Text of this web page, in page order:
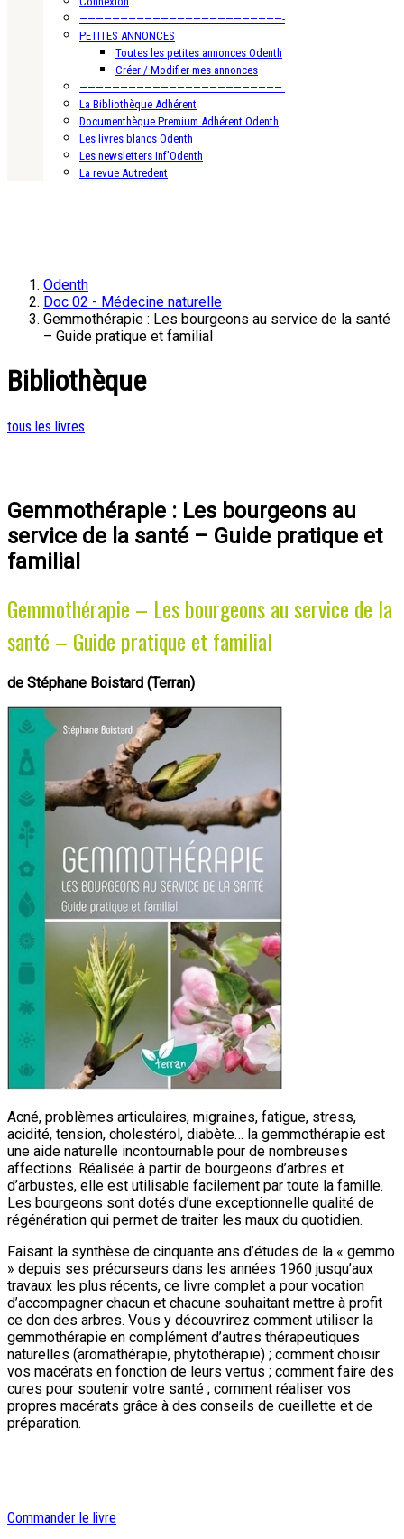
—————————————————————————-
PETITES ANNONCES
Toutes les petites annonces Odenth
Créer / Modifier mes annonces
—————————————————————————-
La Bibliothèque Adhérent
Documenthèque Premium Adhérent Odenth
Les livres blancs Odenth
Les newsletters Inf’Odenth
La revue Autredent
Odenth
Doc 02 - Médecine naturelle
Gemmothérapie : Les bourgeons au service de la santé
– Guide pratique et familial
Bibliothèque
tous les livres
Gemmothérapie : Les bourgeons au
service de la santé – Guide pratique et
familial
Gemmothérapie – Les bourgeons au service de la
santé – Guide pratique et familial
de Stéphane Boistard (Terran)
Acné, problèmes articulaires, migraines, fatigue, stress,
acidité, tension, cholestérol, diabète… la gemmothérapie est
une aide naturelle incontournable pour de nombreuses
affections. Réalisée à partir de bourgeons d’arbres et
d’arbustes, elle est utilisable facilement par toute la famille.
Les bourgeons sont dotés d’une exceptionnelle qualité de
régénération qui permet de traiter les maux du quotidien.
Faisant la synthèse de cinquante ans d’études de la « gemmo
» depuis ses précurseurs dans les années 1960 jusqu’aux
travaux les plus récents, ce livre complet a pour vocation
d’accompagner chacun et chacune souhaitant mettre à profit
ce don des arbres. Vous y découvrirez comment utiliser la
gemmothérapie en complément d’autres thérapeutiques
naturelles (aromathérapie, phytothérapie) ; comment choisir
vos macérats en fonction de leurs vertus ; comment faire des
cures pour soutenir votre santé ; comment réaliser vos
propres macérats grâce à des conseils de cueillette et de
préparation.
Commander le livre